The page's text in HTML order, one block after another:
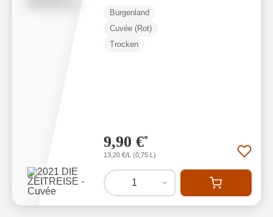
Burgenland
Cuvée (Rot)
Trocken
9,90 €*
13,20 €/L (0,75 L)
1